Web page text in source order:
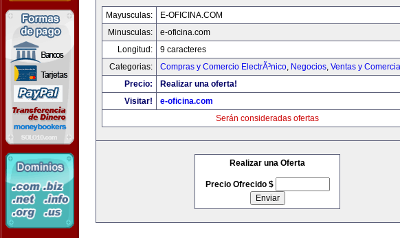
Mayusculas:
E-OFICINA.COM
Minusculas:
e-oficina.com
Longitud:
9 caracteres
Categorias:
Compras y Comercio ElectrÃ³nico, Negocios, Ventas y
Precio:
Realizar una oferta!
Visitar!
e-oficina.com
Serán consideradas ofertas
Realizar una Oferta
Precio Ofrecido $